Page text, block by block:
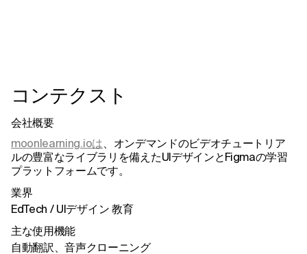
コンテクスト
会社概要
moonlearning.ioは 、オンデマンドのビデオチュートリア
ルの豊富なライブラリを備えたUIデザインとFigmaの学習
プラットフォームです。
業界
EdTech / UIデザイン 教育
主な使用機能
自動翻訳、音声クローニング